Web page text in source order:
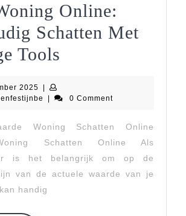
Online:
Schatten Met
Tools
Waarde
Van
Jouw
Woning
2025 06
november
springkastelenfestijnbe
0 Comment
Woning Schatten Online
Schatten Online Als
is het belangrijk om op de
van de actuele waarde van je
handig